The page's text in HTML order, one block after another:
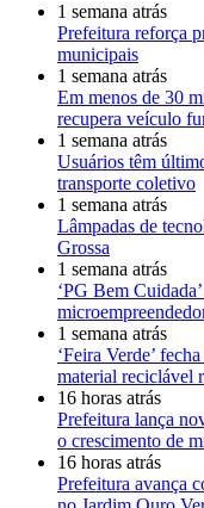
1 semana atrás
Prefeitura reforça
municipais
1 semana atrás
Em menos de 30
recupera veículo
1 semana atrás
Usuários têm
transporte coletivo
1 semana atrás
Lâmpadas de
Grossa
1 semana atrás
‘PG Bem
1 semana atrás
‘Feira Verde’
material reciclável
16 horas atrás
Prefeitura lança
o crescimento de
16 horas atrás
Prefeitura avança